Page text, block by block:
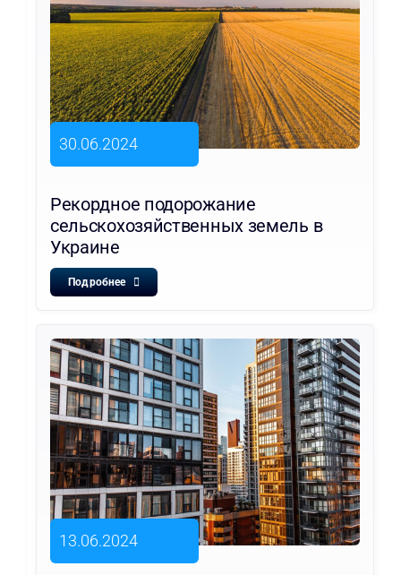
30.06.2024
Рекордное подорожание
сельскохозяйственных земель в
Украине
Подробнее
13.06.2024